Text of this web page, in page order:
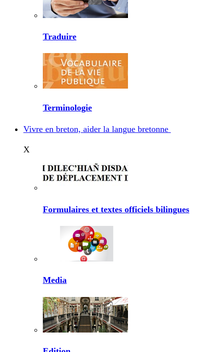
Traduire
Terminologie
Vivre en breton, aider la langue bretonne
X
Formulaires et textes officiels bilingues
Media